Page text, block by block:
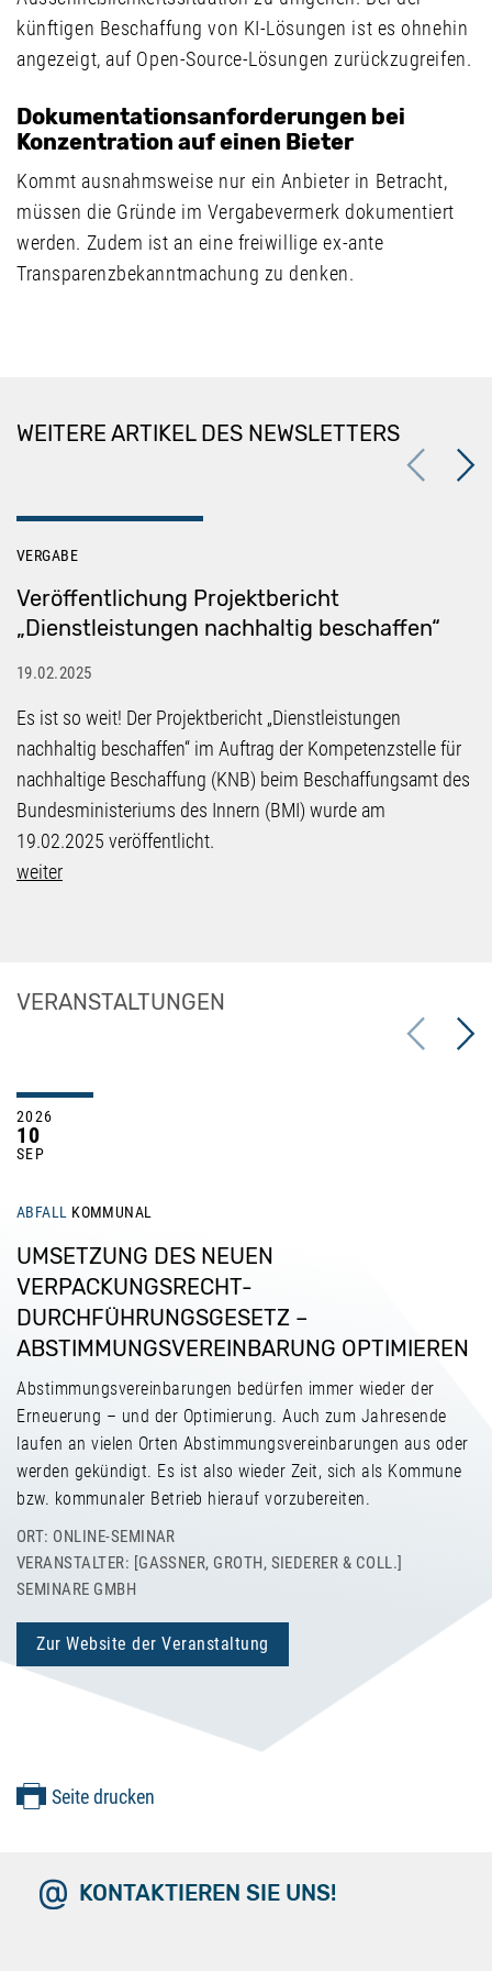
künftigen Beschaffung von KI-Lösungen ist es ohnehin
angezeigt, auf Open-Source-Lösungen zurückzugreifen.
Dokumentationsanforderungen bei
Konzentration auf einen Bieter
Kommt ausnahmsweise nur ein Anbieter in Betracht,
müssen die Gründe im Vergabevermerk dokumentiert
werden. Zudem ist an eine freiwillige ex-ante
Transparenzbekanntmachung zu denken.
WEITERE ARTIKEL DES NEWSLETTERS
Previous
VERGABE
Veröffentlichung Projektbericht
„Dienstleistungen nachhaltig beschaffen“
19.02.2025
Es ist so weit! Der Projektbericht „Dienstleistungen
nachhaltig beschaffen“ im Auftrag der Kompetenzstelle für
nachhaltige Beschaffung (KNB) beim Beschaffungsamt des
Bundesministeriums des Innern (BMI) wurde am
19.02.2025 veröffentlicht.
weiter
Next
VERANSTALTUNGEN
Previous
2026
10
SEP
ABFALL KOMMUNAL
UMSETZUNG DES NEUEN
VERPACKUNGSRECHT-
DURCHFÜHRUNGSGESETZ –
ABSTIMMUNGSVEREINBARUNG OPTIMIEREN
Abstimmungsvereinbarungen bedürfen immer wieder der
Erneuerung – und der Optimierung. Auch zum Jahresende
laufen an vielen Orten Abstimmungsvereinbarungen aus oder
werden gekündigt. Es ist also wieder Zeit, sich als Kommune
bzw. kommunaler Betrieb hierauf vorzubereiten.
ORT: ONLINE-SEMINAR
VERANSTALTER: [GASSNER, GROTH, SIEDERER & COLL.] S
EMINARE GMBH
Zur Website der Veranstaltung
Next
Seite drucken
KONTAKTIEREN SIE UNS!